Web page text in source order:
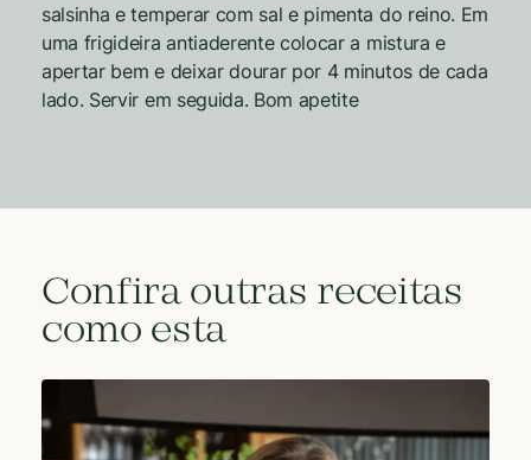
salsinha e temperar com sal e pimenta do reino. Em
uma frigideira antiaderente colocar a mistura e
apertar bem e deixar dourar por 4 minutos de cada
lado. Servir em seguida. Bom apetite
Confira outras receitas
como esta